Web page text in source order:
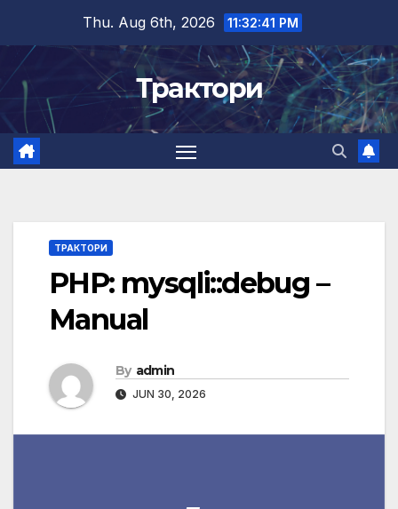
content
Thu. Aug 6th, 2026 11:32:42 PM
Трактори
ТРАКТОРИ
PHP: mysqli::debug –
Manual
By admin
JUN 30, 2026